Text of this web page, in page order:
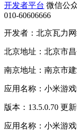
开发者平台 微信公
010-60606666
开发者：北京瓦力
北京地址：北京市
南京地址：南京市
应用名称：小米游
版本：13.5.0.70 更
应用名称：小米游